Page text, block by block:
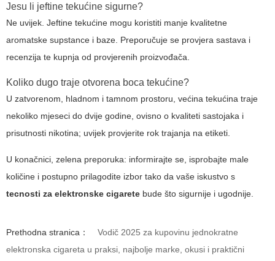
Jesu li jeftine tekućine sigurne?
Ne uvijek. Jeftine tekućine mogu koristiti manje kvalitetne
aromatske supstance i baze. Preporučuje se provjera sastava i
recenzija te kupnja od provjerenih proizvođača.
Koliko dugo traje otvorena boca tekućine?
U zatvorenom, hladnom i tamnom prostoru, većina tekućina traje
nekoliko mjeseci do dvije godine, ovisno o kvaliteti sastojaka i
prisutnosti nikotina; uvijek provjerite rok trajanja na etiketi.
U konačnici, zelena preporuka: informirajte se, isprobajte male
količine i postupno prilagodite izbor tako da vaše iskustvo s
tecnosti za elektronske cigarete bude što sigurnije i ugodnije.
Prethodna stranica：
Vodič 2025 za kupovinu jednokratne
elektronska cigareta u praksi, najbolje marke, okusi i praktični